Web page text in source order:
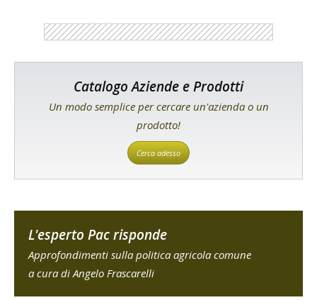
Catalogo Aziende e Prodotti
Un modo semplice per cercare un'azienda o un
prodotto!
Cerca adesso
L'esperto Pac risponde
Approfondimenti sulla politica agricola comune
a cura di Angelo Frascarelli